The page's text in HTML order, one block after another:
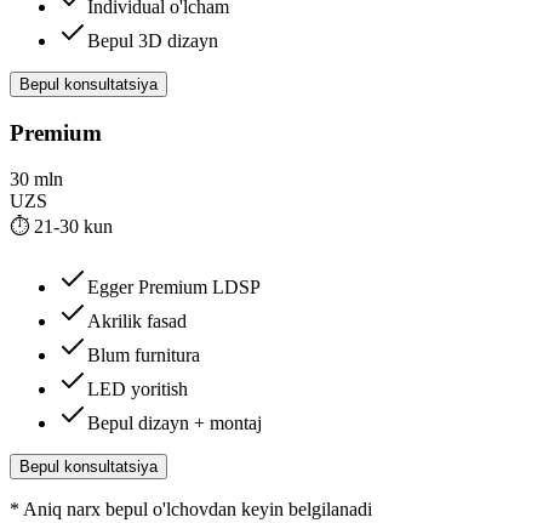
Individual o'lcham
Bepul 3D dizayn
Bepul konsultatsiya
Premium
30 mln
UZS
⏱ 21-30 kun
Egger Premium LDSP
Akrilik fasad
Blum furnitura
LED yoritish
Bepul dizayn + montaj
Bepul konsultatsiya
* Aniq narx bepul o'lchovdan keyin belgilanadi